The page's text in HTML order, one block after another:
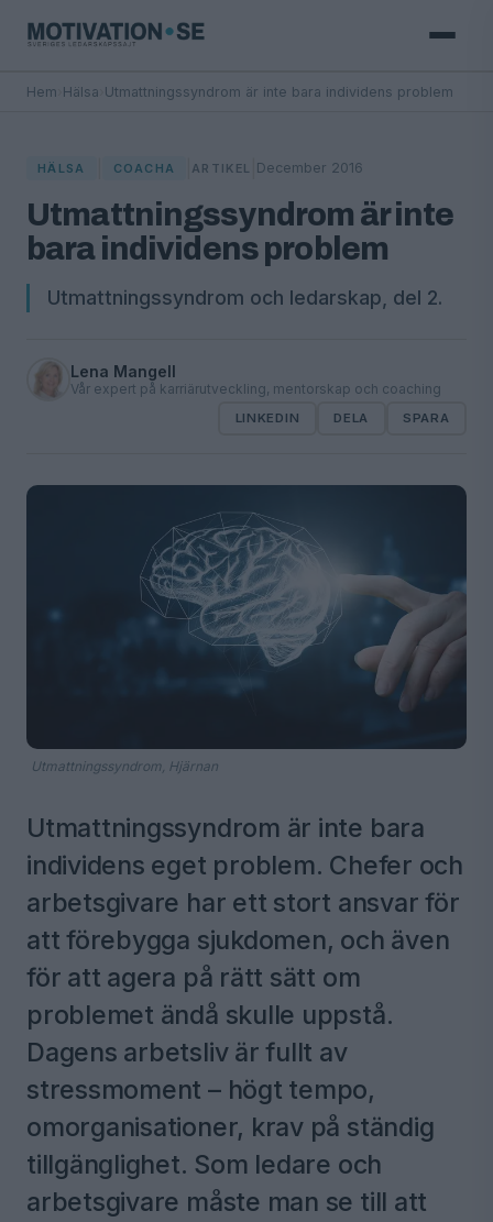
Hem Hälsa Utmattningssyndrom är inte bara individens problem
HÄLSA COACHA ARTIKEL December 2016
Utmattningssyndrom är inte
bara individens problem
Utmattningssyndrom och ledarskap, del 2.
Lena Mangell
Vår expert på karriärutveckling, mentorskap och coaching
LINKEDIN DELA SPARA
Utmattningssyndrom, Hjärnan
Utmattningssyndrom är inte bara
individens eget problem. Chefer och
arbetsgivare har ett stort ansvar för
att förebygga sjukdomen, och även
för att agera på rätt sätt om
problemet ändå skulle uppstå.
Dagens arbetsliv är fullt av
stressmoment – högt tempo,
omorganisationer, krav på ständig
tillgänglighet. Som ledare och
arbetsgivare måste man se till att